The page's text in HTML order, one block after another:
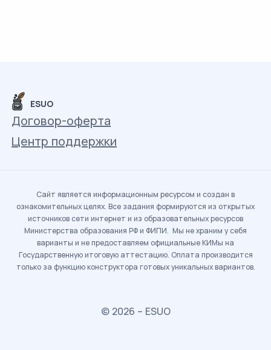
ESUO
Договор-оферта
Центр поддержки
Сайт является информационным ресурсом и создан в
ознакомительных целях. Все задания формируются из открытых
источников сети интернет и из образовательных ресурсов
Министерства образования РФ и ФИПИ. Мы не храним у себя
варианты и не предоставляем официальные КИМы на
Государственную итоговую аттестацию. Оплата производится
только за функцию конструктора готовых уникальных вариантов.
© 2026 – ESUO